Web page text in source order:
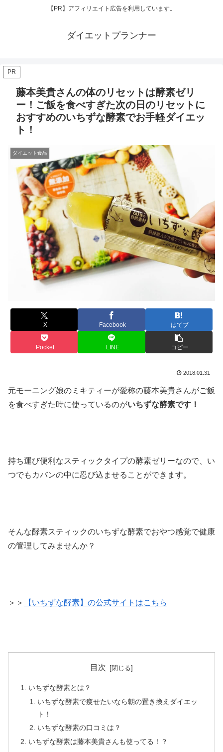
【PR】アフィリエイト広告を利用しています。
ダイエットプランナー
PR
藤本美貴さんの体のリセットは酵素ゼリ
ー！ご飯を食べすぎた次の日のリセットに
おすすめのいちずな酵素でお手軽ダイエッ
ト！
ダイエット食品
X Facebook はてブ
Pocket LINE コピー
2018.01.31
元モーニング娘のミキティーが愛称の藤本美貴さんがご飯
を食べすぎた時に使っているのがいちずな酵素です！
持ち運び便利なスティックタイプの酵素ゼリーなので、い
つでもカバンの中に忍び込ませることができます。
そんな酵素スティックのいちずな酵素でおやつ感覚で健康
の管理してみませんか？
＞＞ 【いちずな酵素】の公式サイトはこちら
目次
いちずな酵素とは？
いちずな酵素で痩せたいなら朝の置き換えダイエッ
ト！
いちずな酵素の口コミは？
いちずな酵素は藤本美貴さんも使ってる！？